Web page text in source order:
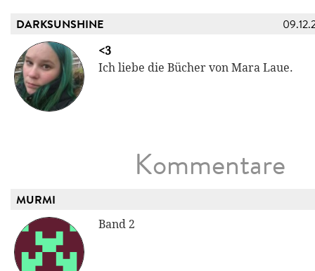
DARKSUNSHINE
<3
Ich liebe die Bücher von Mara Laue.
Kommentare
MURMI
Band 2